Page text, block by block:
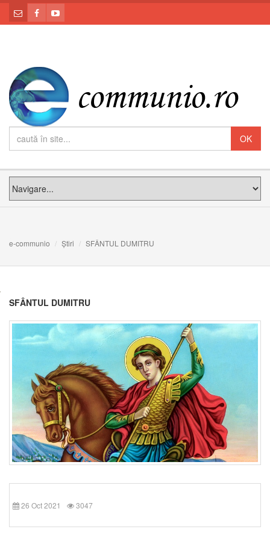
e-communio Știri SFÂNTUL DUMITRU
SFÂNTUL DUMITRU
26 Oct 2021 3047